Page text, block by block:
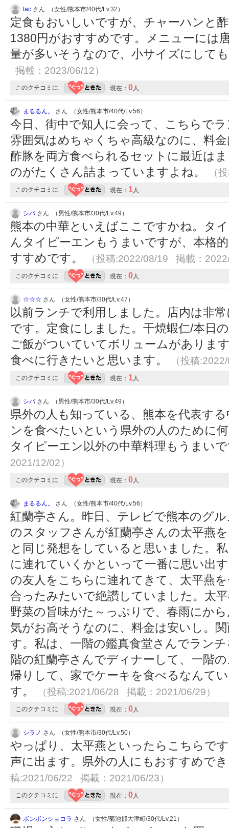
tac さん （女性/熊本市/40代/Lv.32）
定食もおいしいですが、チャーハンと
1380円がおすすめです。メニューには
量が多いそうなので、小サイズにして
掲載：2023/06/12）
このクチコミに 現在： 0人
まるるん。 さん （女性/熊本市/40代/Lv.56）
今日、街中で知人に会って、こちらで
雰囲気はめちゃくちゃ高級なのに、料
酢豚を両方食べられるセットに最近は
のがたくさん詰まっていますよね。
（
このクチコミに 現在： 1人
シバさん （男性/熊本市/30代/Lv.49）
熊本の中華といえばここですかね。タ
んタイピーエンもうまいですが、本格
すすめです。
（投稿:2022/08/19 掲載：
このクチコミに 現在： 0人
☆☆☆ さん （女性/熊本市/30代/Lv.47）
以前ランチで利用しました。店内は非
です。定食にしました。干焼蝦仁/本日
ご飯がついていてボリュームがありま
食べに行きたいと思います。
（投稿
このクチコミに 現在： 1人
シバさん （男性/熊本市/30代/Lv.49）
県外の人も知っている、熊本を代表す
ンを食べたいという県外の人のために
タイピーエン以外の中華料理もうまい
2021/12/02）
このクチコミに 現在： 0人
まるるん。 さん （女性/熊本市/40代/Lv.56）
紅蘭亭さん。昨日、テレビで熊本のグ
のスタッフさんが紅蘭亭さんの太平燕
と同じ発想をしていると思いました。
に連れていくかといって一番に思い出
の友人をこちらに連れてきて、太平燕
合ったみたいで絶讚していました。太
野菜の旨味がた～っぷりで、春雨にか
気がお高そうなのに、料金は安いし。
す。私は、一階の鑑真食堂さんでラン
階の紅蘭亭さんでディナーして、一階
帰りして、家でケーキを食べるなんて
す。
（投稿:2021/06/28 掲載：2021/06/29）
このクチコミに 現在： 0人
シラノ さん （女性/熊本市/30代/Lv.50）
やっぱり、太平燕といったらこちらで
声に出ます。県外の人にもおすすめで
稿:2021/06/22 掲載：2021/06/23）
このクチコミに 現在： 0人
ボンボンショコラ さん （女性/菊池郡大津町/30代/Lv.21）